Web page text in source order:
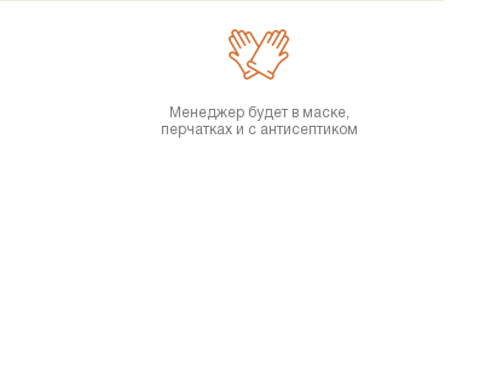
Менеджер будет в маске,
перчатках и с антисептиком